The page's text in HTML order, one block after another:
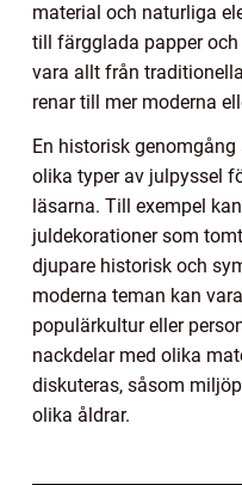
material och naturliga
till färgglada papper
vara allt från
renar till mer moderna
En historisk
olika typer av julpyssel
läsarna. Till exempel
juldekorationer som
djupare historisk och
moderna teman kan
populärkultur eller
nackdelar med olika
diskuteras, såsom
olika åldrar.